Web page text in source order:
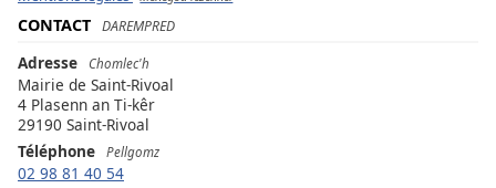
CONTACT DAREMPRED
Adresse Chomlec'h
Mairie de Saint-Rivoal
4 Plasenn an Ti-kêr
29190 Saint-Rivoal
Téléphone
Pellgomz
02 98 81 40 54